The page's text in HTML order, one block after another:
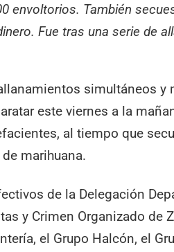
envoltorios. También
Fue tras una serie de
simultáneos y
este viernes a la
al tiempo que
marihuana.
de la Delegación
y Crimen Organizado de
el Grupo Halcón, el